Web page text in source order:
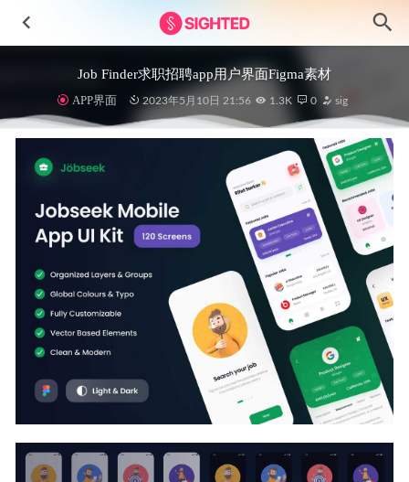
Job Finder求职招聘app用户界面Figma素材
APP界面 2023年5月10日 21:56 1.3K 0 sig
Moby婴儿用品电商app ui设计.fig .sketch素材
2022-01-23
短视频/视频社交类APP UI整套.sketch源文件 2020-12-04
Evinly活动预订、票务预订应用程序UI设计素材
2025-04-02
Achille Ciio-响应式房地产网站模板设计素材
2024-11-27
2023-08-06